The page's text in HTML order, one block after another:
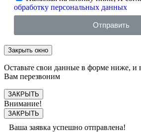
обработку персональных данных
Отправить
Закрыть окно
Оставьте свои данные в форме ниже,
Вам перезвоним
ЗАКРЫТЬ
Внимание!
ЗАКРЫТЬ
Ваша заявка успешно отправлена!